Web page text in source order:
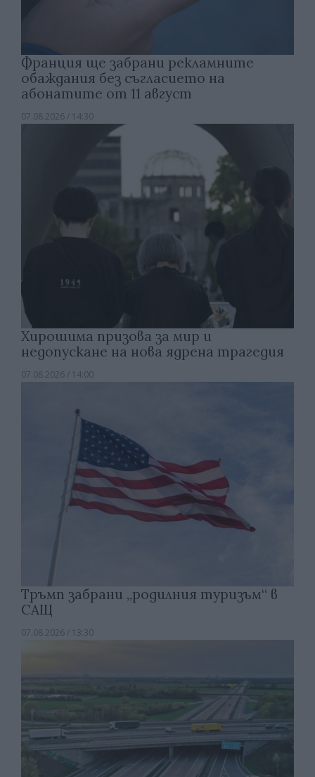
Франция ще забрани рекламните
обаждания без съгласието на
абонатите от 11 август
07.08.2026 / 14:30
Хирошима призова за мир и
недопускане на нова ядрена трагедия
07.08.2026 / 14:00
Тръмп забрани „родилния туризъм“ в
САЩ
07.08.2026 / 13:30